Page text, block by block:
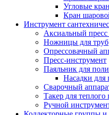
Угловые
Кран
Инструмент
Аксиальный пресс
Ножницы для труб
Опрессовачный
Пресс-инструмент
Паяльник для
Насадки для
Сварочный
Такер для теплого
Ручной